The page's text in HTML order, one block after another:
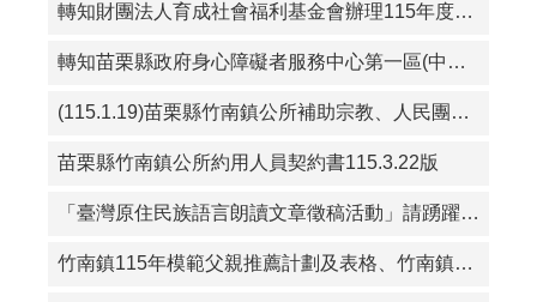
轉知財團法人育成社會福利基金會辦理115年度「從CRPD到ISP－專業人員支持身心障礙者積極參與個別化服務計畫研習課程」報名簡章資料
轉知苗栗縣政府身心障礙者服務中心第一區(中華民國珍珠社會福利服務協會承辦)辦理「一家心聚系列宣導活動」第1次活動簡章
(115.1.19)苗栗縣竹南鎮公所補助宗教、人民團體活動實施要點
苗栗縣竹南鎮公所約用人員契約書115.3.22版
「臺灣原住民族語言朗讀文章徵稿活動」請踴躍投稿
竹南鎮115年模範父親推薦計劃及表格、竹南鎮115好人好事代表推薦計畫及表格